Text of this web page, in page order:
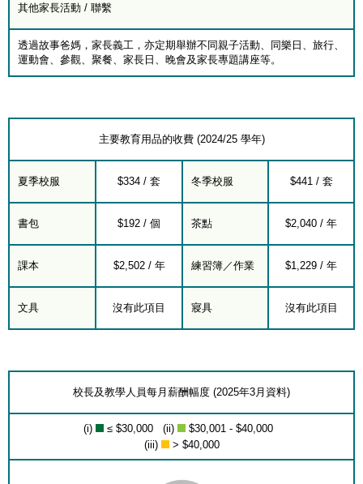
其他家長活動 / 聯繫
透過故事爸媽，家長義工，亦定期舉辦不同親子活動、同樂日、旅行、
運動會、參觀、聚餐、家長日、晚會及家長專題講座等。
主要教育用品的收費 (2024/25 學年)
夏季校服 $334 / 套 冬季校服 $441 / 套
書包 $192 / 個 茶點 $2,040 / 年
課本 $2,502 / 年 練習簿／作業 $1,229 / 年
文具 沒有此項目 寢具 沒有此項目
校長及教學人員每月薪酬幅度 (2025年3月資料)
(i) ≤ $30,000 (ii)
$30,001 - $40,000
(iii)
> $40,000